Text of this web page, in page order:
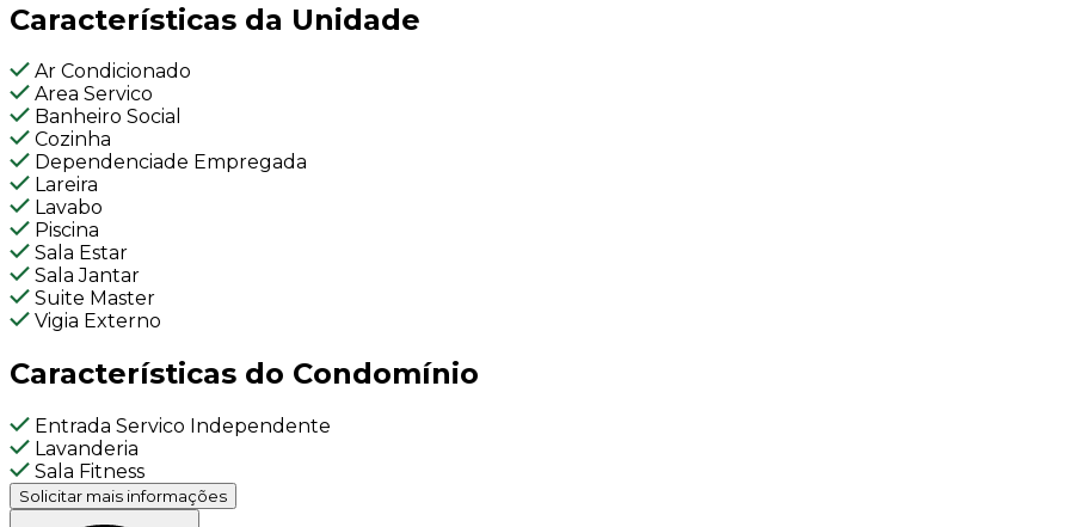
Características da Unidade
Ar Condicionado
Area Servico
Banheiro Social
Cozinha
Dependenciade Empregada
Lareira
Lavabo
Piscina
Sala Estar
Sala Jantar
Suite Master
Vigia Externo
Características do Condomínio
Entrada Servico Independente
Lavanderia
Sala Fitness
Solicitar mais informações